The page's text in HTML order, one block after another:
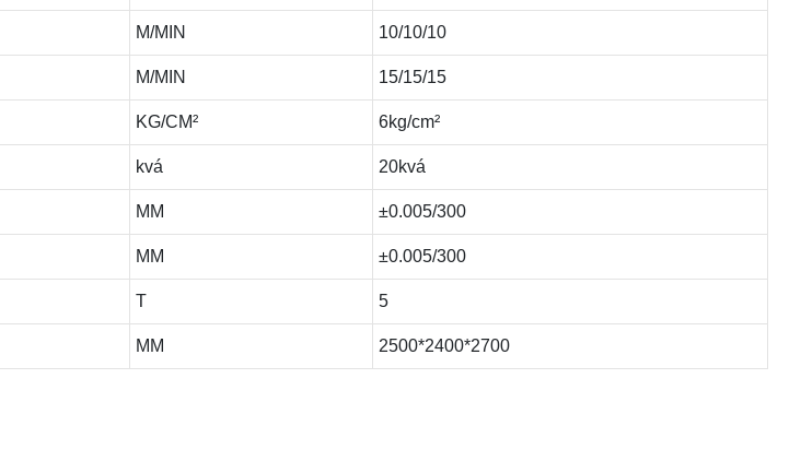
M/MIN 10/10/10
M/MIN 15/15/15
KG/CM² 6kg/cm²
kvá 20kvá
MM ±0.005/300
MM ±0.005/300
T 5
MM 2500*2400*2700